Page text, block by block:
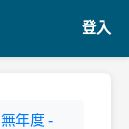
登入
無年度 -